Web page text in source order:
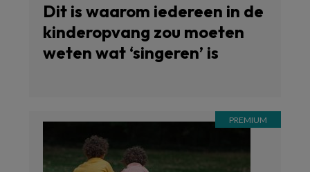
Dit is waarom iedereen in de
kinderopvang zou moeten
weten wat ‘singeren’ is